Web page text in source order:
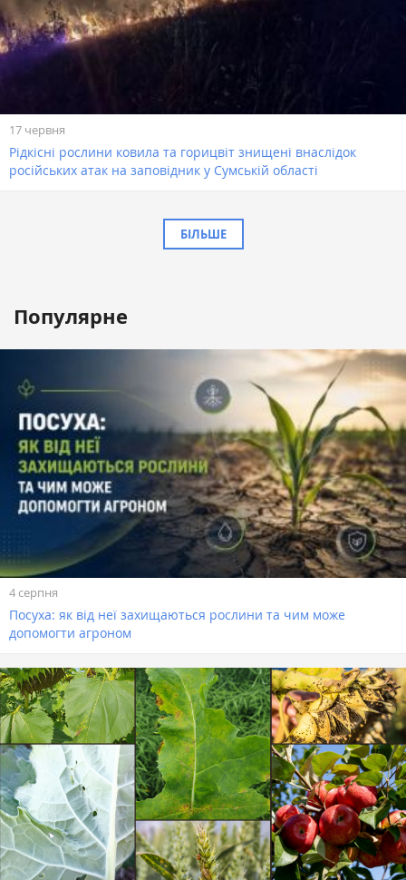
17 червня
Рідкісні рослини ковила та горицвіт знищені внаслідок
російських атак на заповідник у Сумській області
БІЛЬШЕ
Популярне
4 серпня
Посуха: як від неї захищаються рослини та чим може
допомогти агроном